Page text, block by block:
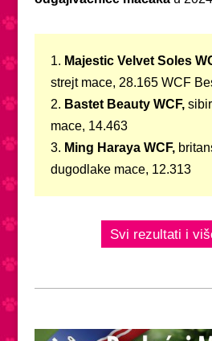
1. Majestic Velvet Soles
strejt mace, 28.165 WCF
2. Bastet Beauty WCF,
mace, 14.463
3. Ming Haraya WCF,
dugodlake mace, 12.313
Svi rezultati i